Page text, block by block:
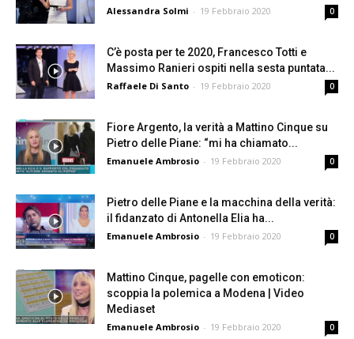
Alessandra Solmi - 19 Febbraio 2020 0
C’è posta per te 2020, Francesco Totti e
Massimo Ranieri ospiti nella sesta puntata...
Raffaele Di Santo - 19 Febbraio 2020 0
Fiore Argento, la verità a Mattino Cinque su
Pietro delle Piane: “mi ha chiamato...
Emanuele Ambrosio - 19 Febbraio 2020 0
Pietro delle Piane e la macchina della verità:
il fidanzato di Antonella Elia ha...
Emanuele Ambrosio - 19 Febbraio 2020 0
Mattino Cinque, pagelle con emoticon:
scoppia la polemica a Modena | Video
Mediaset
Emanuele Ambrosio - 19 Febbraio 2020 0